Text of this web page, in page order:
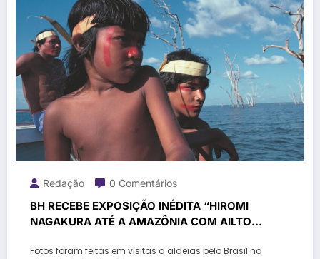
Redação 0 Comentários
BH RECEBE EXPOSIÇÃO INÉDITA “HIROMI
NAGAKURA ATÉ A AMAZÔNIA COM AILTON
Fotos foram feitas em visitas a aldeias pelo Brasil na